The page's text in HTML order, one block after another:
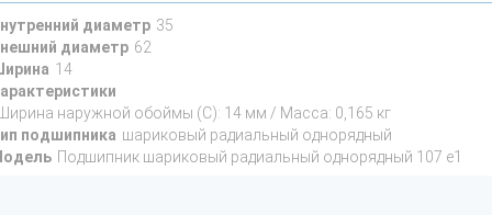
диаметр 35
диаметр 62
14
наружной обоймы (C): 14 мм / Масса: 0,165 кг
подшипника шариковый радиальный однорядный
Подшипник шариковый радиальный однорядный 107 е1